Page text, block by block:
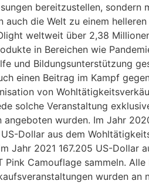
bereitzustellen, sondern
auch die Welt zu einem
weltweit über 2,38
in Bereichen wie
und Bildungsunterstützung
einen Beitrag im Kampf
von
solche Veranstaltung
angeboten wurden. Im Jahr
Dollar aus dem
Jahr 2021 167.205 US-Dollar
Pink Camouflage sammeln. Alle
wurden an